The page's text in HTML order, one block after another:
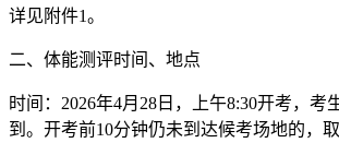
详见附件1。
二、体能测评时间、地点
时间：2026年4月28日，上午8:30开考，考
到。开考前10分钟仍未到达候考场地的，